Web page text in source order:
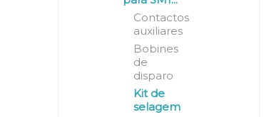
Contactos
auxiliares
Bobines
de
disparo
Kit de
selagem